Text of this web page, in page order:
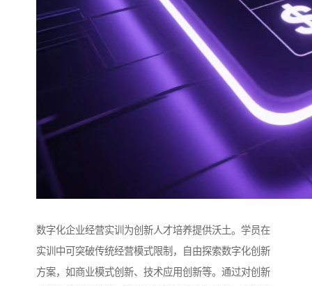
数字化企业经营实训为创新人才培养提供沃土。学员在
实训中可突破传统经营模式限制，自由探索数字化创新
方案，如商业模式创新、技术应用创新等。通过对创新